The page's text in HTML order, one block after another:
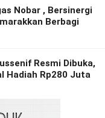
Nobar , Bersinergi
Berbagi
Resmi Dibuka,
Hadiah Rp280 Juta